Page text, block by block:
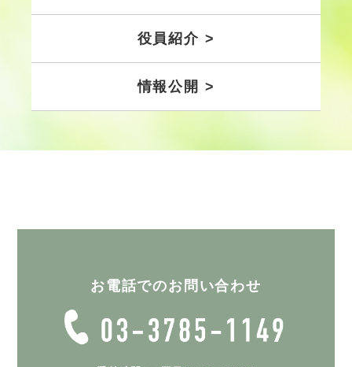
役員紹介 >
情報公開 >
お電話でのお問い合わせ